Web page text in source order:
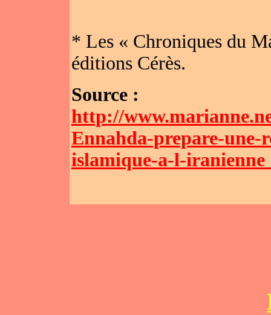
* Les « Chroniques du
éditions Cérès.
Source :
http://
Ennahda-prepare-une-
islamique-a-l-